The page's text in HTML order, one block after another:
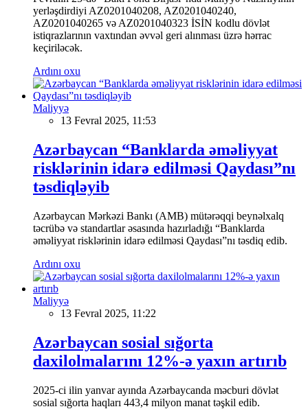
yerləşdirdiyi AZ0201040208, AZ0201040240,
AZ0201040265 və AZ0201040323 İSİN kodlu dövlət
istiqrazlarının vaxtından əvvəl geri alınması üzrə hərrac
keçiriləcək.
Ardını oxu
Maliyyə
13 Fevral 2025, 11:53
Azərbaycan “Banklarda əməliyyat
risklərinin idarə edilməsi Qaydası”nı
təsdiqləyib
Azərbaycan Mərkəzi Bankı (AMB) mütərəqqi beynəlxalq
təcrübə və standartlar əsasında hazırladığı “Banklarda
əməliyyat risklərinin idarə edilməsi Qaydası”nı təsdiq edib.
Ardını oxu
Maliyyə
13 Fevral 2025, 11:22
Azərbaycan sosial sığorta
daxilolmalarını 12%-ə yaxın artırıb
2025-ci ilin yanvar ayında Azərbaycanda məcburi dövlət
sosial sığorta haqları 443,4 milyon manat təşkil edib.